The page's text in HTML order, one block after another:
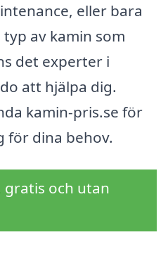
eller bara
av kamin som
det experter i
att hjälpa dig.
kamin-pris.se för
dina behov.
gratis och utan